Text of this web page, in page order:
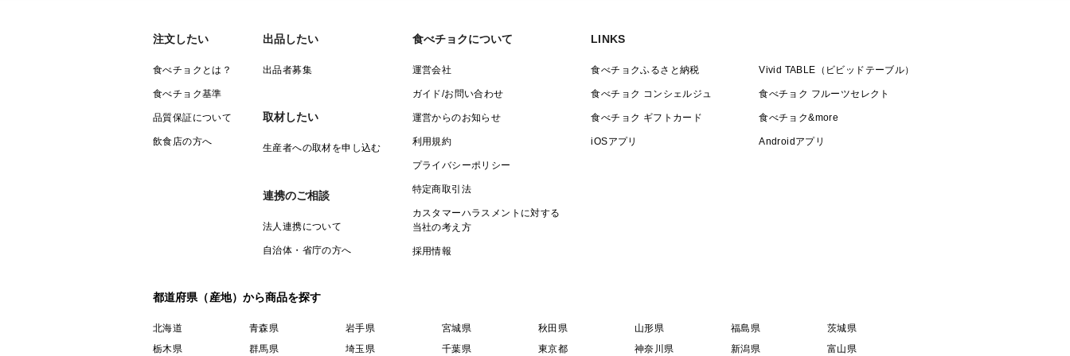
夏場：涼しい場所
【丁寧な梱包】
また、輸送中の衝撃を抑えるための丁寧な梱包に心掛けています。
(リピーターの方にはサービスで洗浄致します。ご希望の場合は特記事項の欄にその旨をお書きく
注文したい
食べチョクとは？
食べチョク基準
品質保証について
飲食店の方へ
出品したい
出品者募集
取材したい
生産者への取材を申し込む
連携のご相談
法人連携について
自治体・省庁の方へ
食べチョクについて
運営会社
ガイド/お問い合わせ
運営からのお知らせ
利用規約
プライバシーポリシー
特定商取引法
カスタマーハラスメントに対する
当社の考え方
採用情報
LINKS
食べチョクふるさと納税 Vivid TABLE（ビビッドテーブル）
食べチョク コンシェルジュ 食べチョク フルーツセレクト
食べチョク ギフトカード 食べチョク&more
iOSアプリ Androidアプリ
都道府県（産地）から商品を探す
北海道 青森県 岩手県 宮城県 秋田県 山形県 福島県
茨城県
栃木県
群馬県 埼玉県 千葉県 東京都 神奈川県 新潟県 富山県